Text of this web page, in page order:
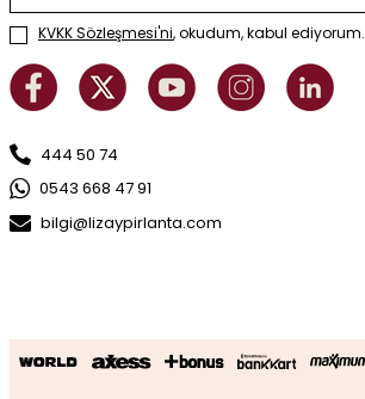
KVKK Sözleşmesi'ni, okudum, kabul ediyorum.
444 50 74
0543 668 47 91
bilgi@lizaypirlanta.com